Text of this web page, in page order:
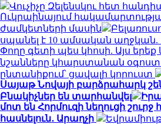
Վուչիչը Զելենսկու հետ
Ուկրաինայում
ժամկետների մասին
սպանել է 10 ամսական
Փողը գետի պես կհոսի. Այս
նշանները կհարստանան
ընտանիքում՝ ցավալի կորուստ
Սայաթ Նովայի բարձրահարկ
Բնակիչներ են տարհանվել
մոտ են Հորմուզի նեղուցի
հասնելուն․ Արաղչի